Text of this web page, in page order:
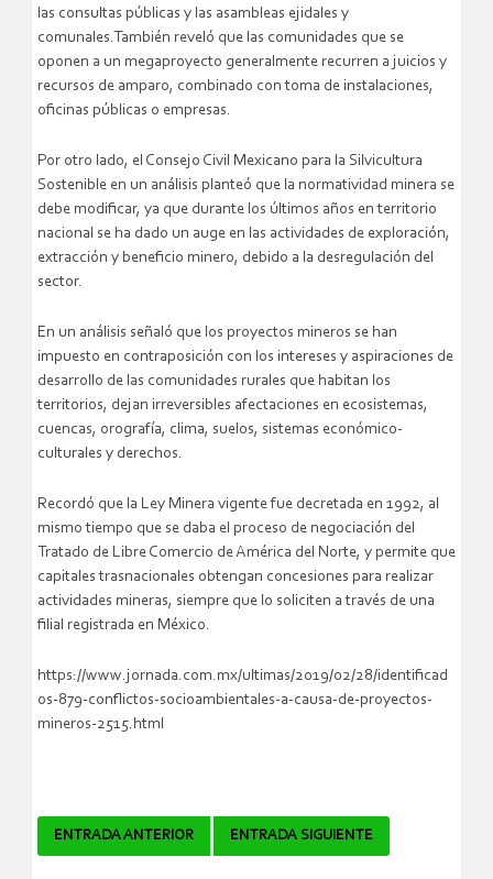
las consultas públicas y las asambleas ejidales y
comunales.También reveló que las comunidades que se
oponen a un megaproyecto generalmente recurren a juicios y
recursos de amparo, combinado con toma de instalaciones,
oficinas públicas o empresas.
Por otro lado, el Consejo Civil Mexicano para la Silvicultura
Sostenible en un análisis planteó que la normatividad minera se
debe modificar, ya que durante los últimos años en territorio
nacional se ha dado un auge en las actividades de exploración,
extracción y beneficio minero, debido a la desregulación del
sector.
En un análisis señaló que los proyectos mineros se han
impuesto en contraposición con los intereses y aspiraciones de
desarrollo de las comunidades rurales que habitan los
territorios, dejan irreversibles afectaciones en ecosistemas,
cuencas, orografía, clima, suelos, sistemas económico-
culturales y derechos.
Recordó que la Ley Minera vigente fue decretada en 1992, al
mismo tiempo que se daba el proceso de negociación del
Tratado de Libre Comercio de América del Norte, y permite que
capitales trasnacionales obtengan concesiones para realizar
actividades mineras, siempre que lo soliciten a través de una
filial registrada en México.
https://www.jornada.com.mx/ultimas/2019/02/28/identificad
os-879-conflictos-socioambientales-a-causa-de-proyectos-
mineros-2515.html
Navegador
ENTRADA ANTERIOR ENTRADA SIGUIENTE